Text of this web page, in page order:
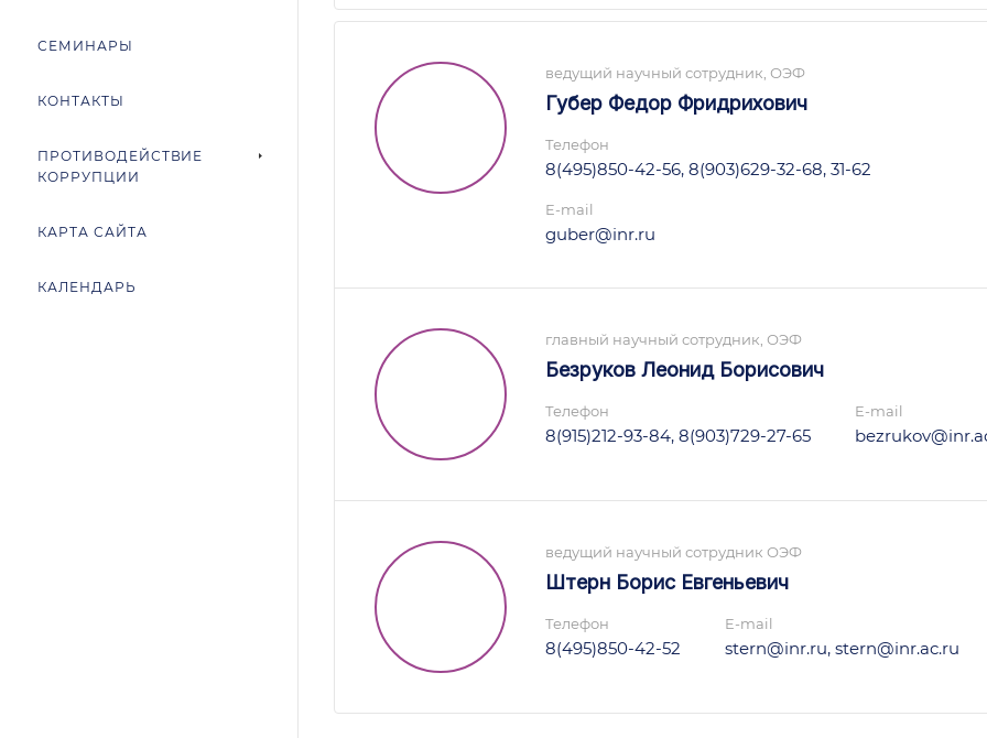
СЕМИНАРЫ
КОНТАКТЫ
ПРОТИВОДЕЙСТВИЕ
КОРРУПЦИИ
КАРТА САЙТА
КАЛЕНДАРЬ
ведущий научный сотрудник, ОЭФ
Губер Федор Фридрихович
Телефон
8(495)850-42-56, 8(903)629-32-68, 31-62
E-mail
guber@inr.ru
главный научный сотрудник, ОЭФ
Безруков Леонид Борисович
Телефон
8(915)212-93-84, 8(903)729-27-65
E-mail
ведущий научный сотрудник ОЭФ
Штерн Борис Евгеньевич
Телефон
8(495)850-42-52
E-mail
stern@inr.ru, stern@inr.ac.ru